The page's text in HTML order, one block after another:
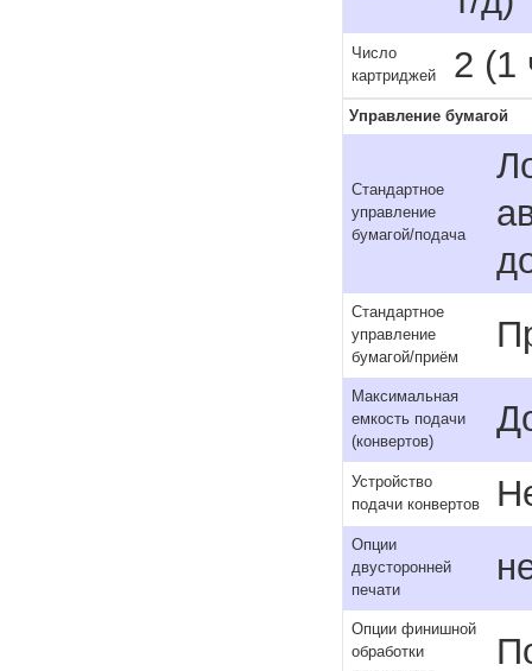
Число
картриджей
2 (1
Управление бумагой
Стандартное
управление
бумагой/подача
Стандартное
управление
бумагой/приём
Максимальная
емкость подачи
(конвертов)
Устройство
подачи конвертов
Опции
двусторонней
печати
Опции финишной
обработки